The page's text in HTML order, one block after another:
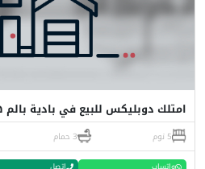
امتلك دوبليكس للبيع في بادية بالم
5 نوم 3 حمام